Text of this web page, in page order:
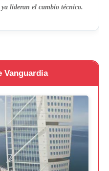
lideran el cambio técnico.
Vanguardia